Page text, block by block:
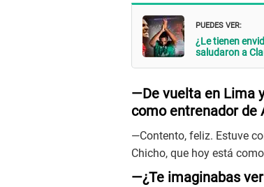
PUEDES VER:
¿Le tienen
saludaron a
—De vuelta en Lima
como entrenador de
—Contento, feliz. Estuve
Chicho, que hoy está
—¿Te imaginabas